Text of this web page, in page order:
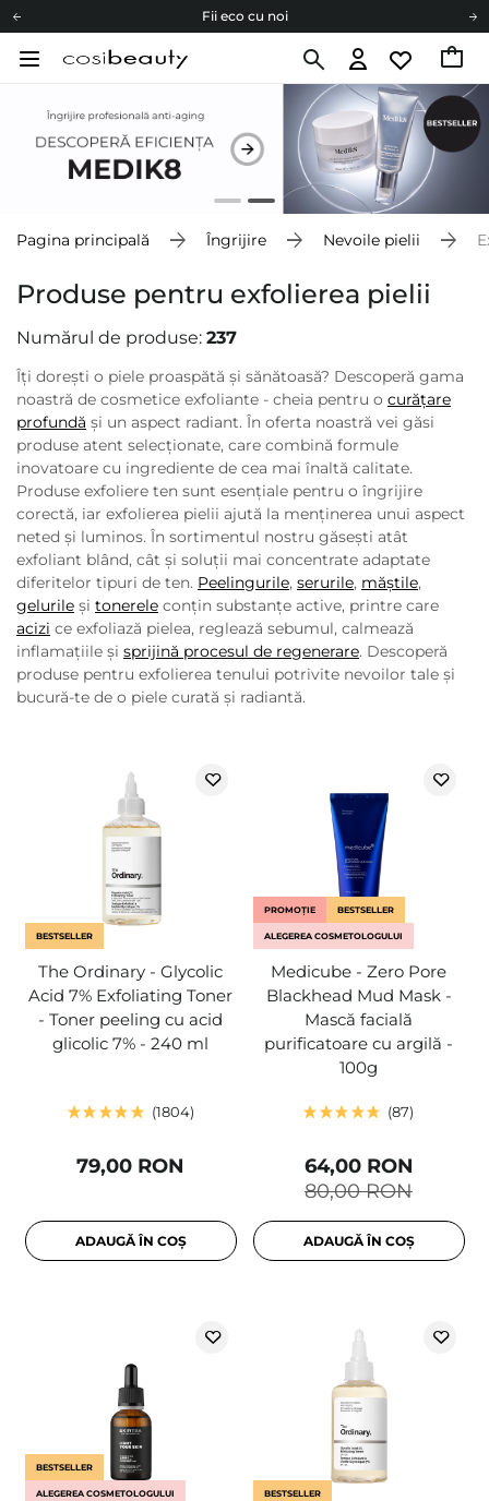
Carduri cadou
Livrare mai ieftină pentru comenzile de la 150 RON!
Carduri cadou
Livrare mai ieftină pentru comenzile de la 150 RON!
Pagina principală Îngrijire Nevoile pielii
Produse pentru exfolierea pielii
Numărul de produse: 237
Îți dorești o piele proaspătă și sănătoasă? Descoperă gama
noastră de cosmetice exfoliante - cheia pentru o curățare
profundă și un aspect radiant. În oferta noastră vei găsi
produse atent selecționate, care combină formule
inovatoare cu ingrediente de cea mai înaltă calitate.
Produse exfoliere ten sunt esențiale pentru o îngrijire
corectă, iar exfolierea pielii ajută la menținerea unui aspect
neted și luminos. În sortimentul nostru găsești atât
exfoliant blând, cât și soluții mai concentrate adaptate
diferitelor tipuri de ten. Peelingurile, serurile, măștile,
gelurile și tonerele conțin substanțe active, printre care
acizi ce exfoliază pielea, reglează sebumul, calmează
inflamațiile și sprijină procesul de regenerare. Descoperă
produse pentru exfolierea tenului potrivite nevoilor tale și
bucură-te de o piele curată și radiantă.
BESTSELLER
The Ordinary - Glycolic
Acid 7% Exfoliating Toner
- Toner peeling cu acid
glicolic 7% - 240 ml
1804
79,00 RON
ADAUGĂ ÎN COȘ
PROMOȚIE BESTSELLER
ALEGEREA COSMETOLOGULUI
Medicube - Zero Pore
Blackhead Mud Mask -
Mască facială
purificatoare cu argilă -
100g
87
80,00 RON
64,00 RON
ADAUGĂ ÎN COȘ
BESTSELLER
ALEGEREA COSMETOLOGULUI BESTSELLER